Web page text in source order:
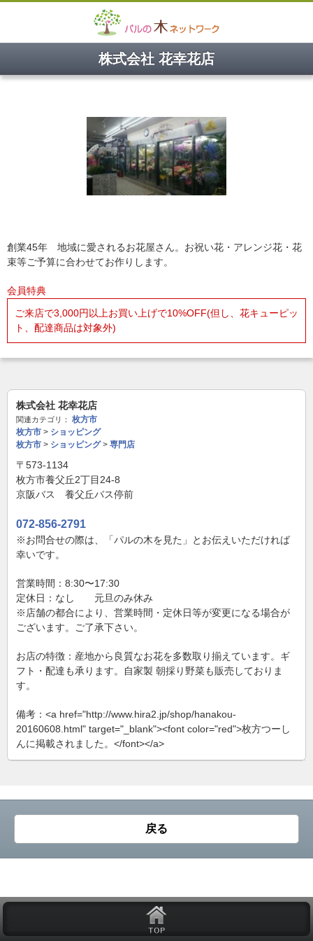
株式会社 花幸花店
創業45年 地域に愛されるお花屋さん。お祝い花・アレンジ花・花
束等ご予算に合わせてお作りします。
会員特典
ご来店で3,000円以上お買い上げで10%OFF(但し、花キューピッ
ト、配達商品は対象外)
株式会社 花幸花店
関連カテゴリ：
枚方市
枚方市 > ショッピング
枚方市 > ショッピング> 専門店
〒573-1134
枚方市養父丘2丁目24-8
京阪バス 養父丘バス停前
072-856-2791
※お問合せの際は、「パルの木を見た」とお伝えいただければ
幸いです。
営業時間：8:30〜17:30
定休日：なし 元旦のみ休み
※店舗の都合により、営業時間・定休日等が変更になる場合が
ございます。ご了承下さい。
お店の特徴：産地から良質なお花を多数取り揃えています。ギ
フト・配達も承ります。自家製 朝採り野菜も販売しておりま
す。
備考：<a href="http://www.hira2.jp/shop/hanakou-
20160608.html" target="_blank"><font color="red">枚方つーし
んに掲載されました。</font></a>
戻る